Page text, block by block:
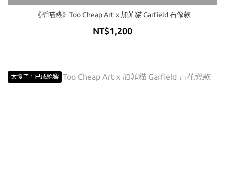
《祈喵熱》Too Cheap Art x 加菲貓 Garfield 石像款
NT$1,200
太慢了，已成絕響